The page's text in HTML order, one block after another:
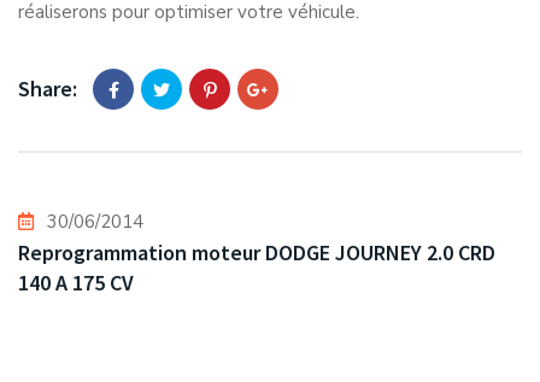
réaliserons pour optimiser votre véhicule.
Share:
30/06/2014
Reprogrammation moteur DODGE JOURNEY 2.0 CRD
140 A 175 CV